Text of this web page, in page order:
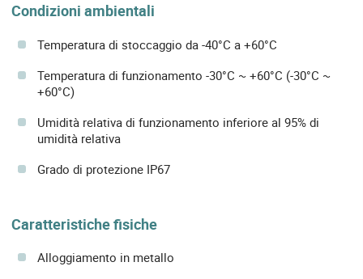
Condizioni ambientali
Temperatura di stoccaggio da -40°C a +60°C
Temperatura di funzionamento -30°C ~ +60°C (-30°C ~
+60°C)
Umidità relativa di funzionamento inferiore al 95% di
umidità relativa
Grado di protezione IP67
Caratteristiche fisiche
Alloggiamento in metallo